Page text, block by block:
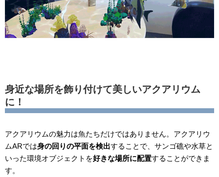
身近な場所を飾り付けて美しいアクアリウム
に！
アクアリウムの魅力は魚たちだけではありません。アクアリウ
ムARでは身の回りの平面を検出することで、サンゴ礁や水草と
いった環境オブジェクトを好きな場所に配置することができま
す。